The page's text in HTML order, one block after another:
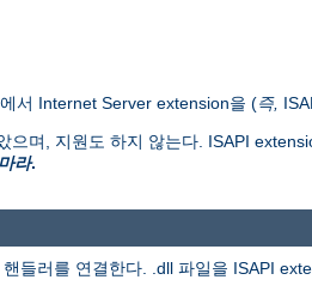
서 Internet Server extension을 (즉,
며, 지원도 하지 않는다. ISAPI
마라.
핸들러를 연결한다. .dll 파일을 ISAPI